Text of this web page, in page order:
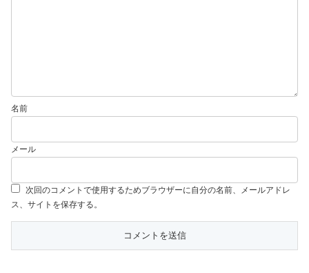
名前
メール
次回のコメントで使用するためブラウザーに自分の名前、メールアドレ
ス、サイトを保存する。